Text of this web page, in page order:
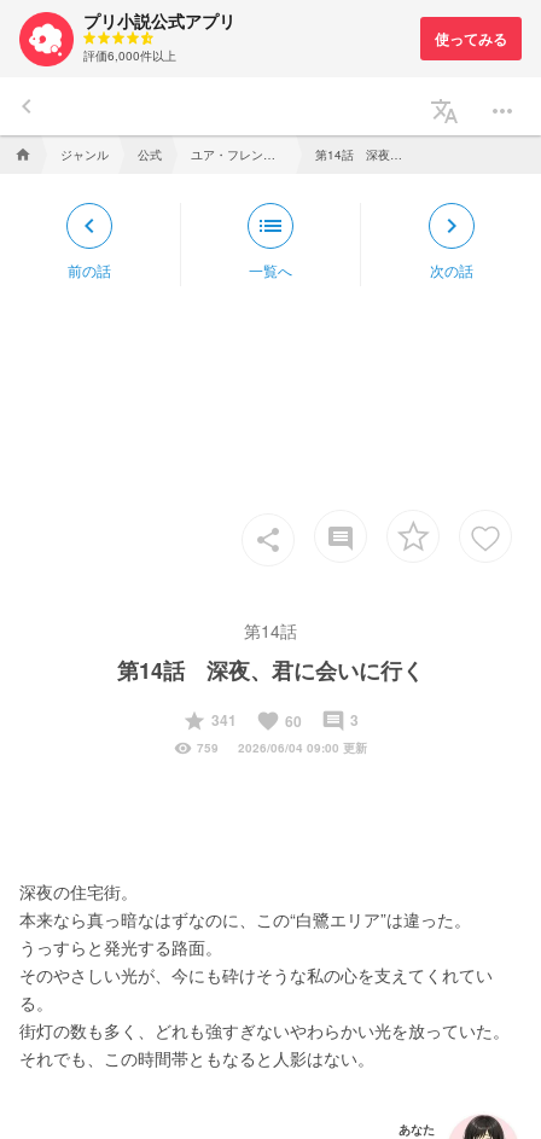
プリ小説公式アプリ
評価6,000件以上
keyboard_arrow_left translate more_horiz
home ジャンル 公式
keyboard_arrow_left
前の話
list
一覧へ
keyboard_arrow_right
次の話
share insert_comment
第14話
第14話 深夜、君に会いに行く
start
341 favorite 60 insert_comment 3
visibility 759 2026/06/04 09:00 更新
深夜の住宅街。
本来なら真っ暗なはずなのに、この“白鷺エリア”は違った。
うっすらと発光する路面。
そのやさしい光が、今にも砕けそうな私の心を支えてくれてい
る。
街灯の数も多く、どれも強すぎないやわらかい光を放っていた。
それでも、この時間帯ともなると人影はない。
あなた